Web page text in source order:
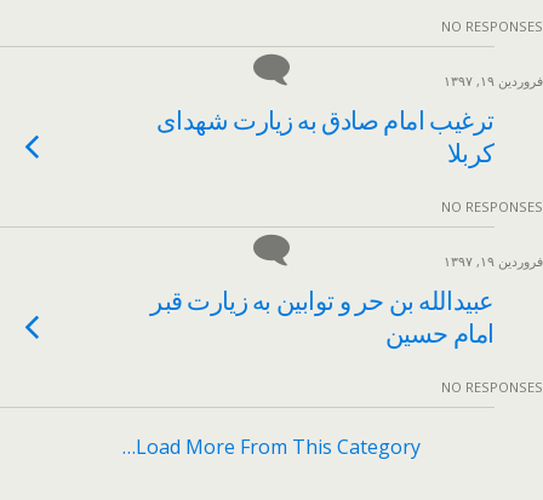
NO RESPONSES
فروردین ۱۹, ۱۳۹۷
ترغیب امام صادق به زیارت شهدای
کربلا
NO RESPONSES
فروردین ۱۹, ۱۳۹۷
عبیدالله بن حر و توابین به زیارت قبر
امام حسین
NO RESPONSES
Load More From This Category…